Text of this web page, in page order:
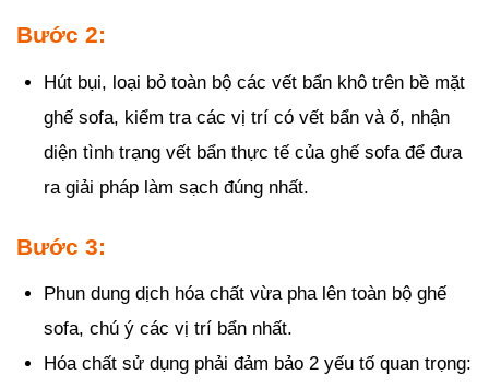
Bước 2:
Hút bụi, loại bỏ toàn bộ các vết bẩn khô trên bề mặt
ghế sofa, kiểm tra các vị trí có vết bẩn và ố, nhận
diện tình trạng vết bẩn thực tế của ghế sofa để đưa
ra giải pháp làm sạch đúng nhất.
Bước 3:
Phun dung dịch hóa chất vừa pha lên toàn bộ ghế
sofa, chú ý các vị trí bẩn nhất.
Hóa chất sử dụng phải đảm bảo 2 yếu tố quan trọng: